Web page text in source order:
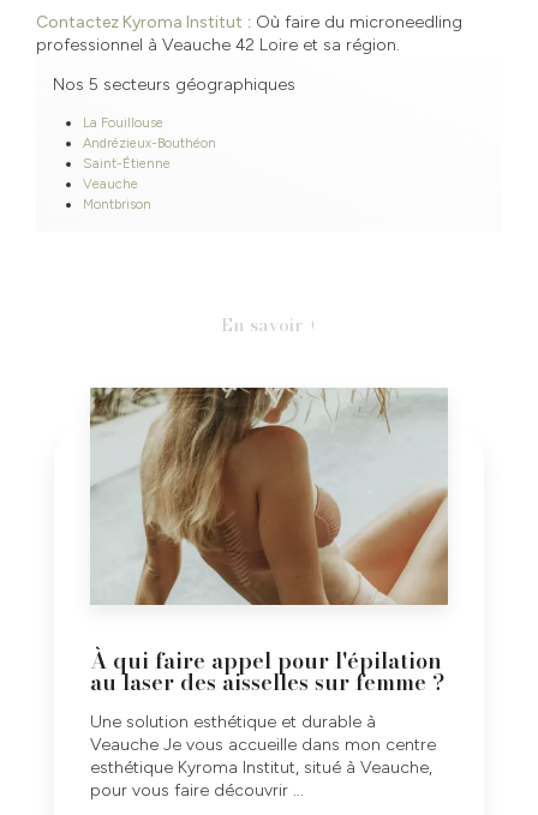
Contactez Kyroma Institut : Où faire du microneedling
professionnel à Veauche 42 Loire et sa région.
Nos 5 secteurs géographiques
La Fouillouse
Andrézieux-Bouthéon
Saint-Étienne
Veauche
Montbrison
En savoir +
À qui faire appel pour l'épilation
au laser des aisselles sur femme ?
Une solution esthétique et durable à
Veauche Je vous accueille dans mon centre
esthétique Kyroma Institut, situé à Veauche,
pour vous faire découvrir ...